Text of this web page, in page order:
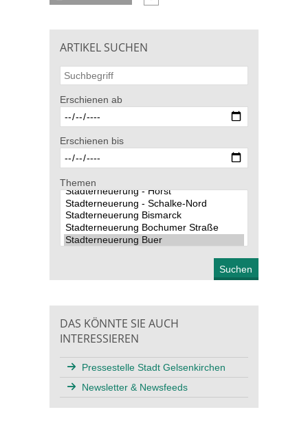
ARTIKEL SUCHEN
Erschienen ab
Erschienen bis
Themen
DAS KÖNNTE SIE AUCH
INTERESSIEREN
Pressestelle Stadt Gelsenkirchen
Newsletter & Newsfeeds